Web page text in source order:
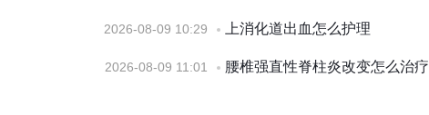
2026-08-09 10:29 上消化道出血怎么护理
2026-08-09 11:01 腰椎强直性脊柱炎改变怎么治疗